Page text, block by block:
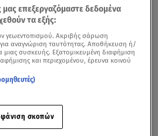
μας επεξεργαζόμαστε δεδομένα
τα εξής:
γεωεντοπισμού. Ακριβής σάρωση
αναγνώριση ταυτότητας. Αποθήκευση ή/
συσκευής. Εξατομικευμένη διαφήμιση
και περιεχομένου, έρευνα κοινού
σκοπών